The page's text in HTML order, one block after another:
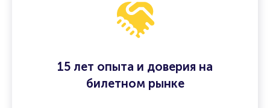
15 лет опыта и доверия на
билетном рынке